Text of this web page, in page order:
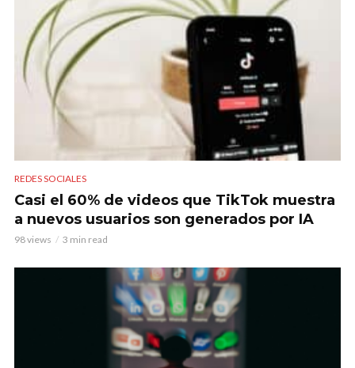
REDES SOCIALES
Casi el 60% de videos que TikTok muestra
a nuevos usuarios son generados por IA
98 views 3 min read